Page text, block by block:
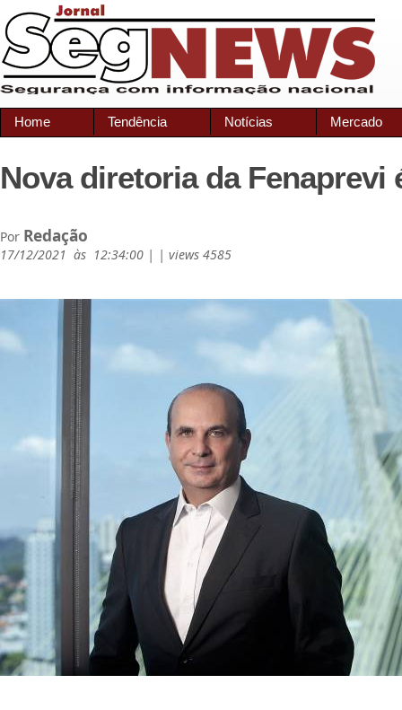
Home Tendência Notícias Mercado
Nova diretoria da Fenaprevi
Por Redação
17/12/2021 às 12:34:00 | | views 4585